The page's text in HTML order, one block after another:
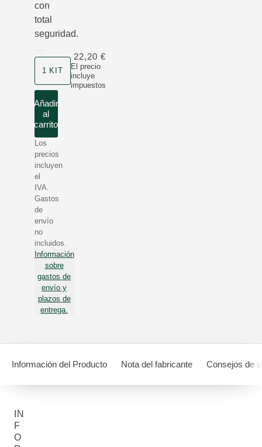
con
total
seguridad.
1 KIT
El precio
incluye
impuestos
22,20 €
Añadir
al
carrito
Los
precios
incluyen
el
IVA.
Gastos
de
envío
no
incluidos.
Información
sobre
gastos de
envío y
plazos de
entrega.
Información del Producto Nota del fabricante Consejos de
IN
F
O